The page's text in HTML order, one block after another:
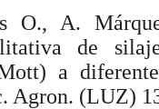
O., A.
de
a
Agron.